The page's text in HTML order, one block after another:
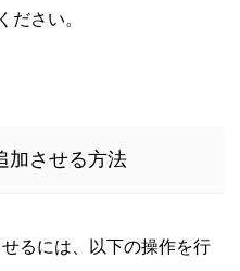
ださい。
加させる方法
るには、以下の操作を行